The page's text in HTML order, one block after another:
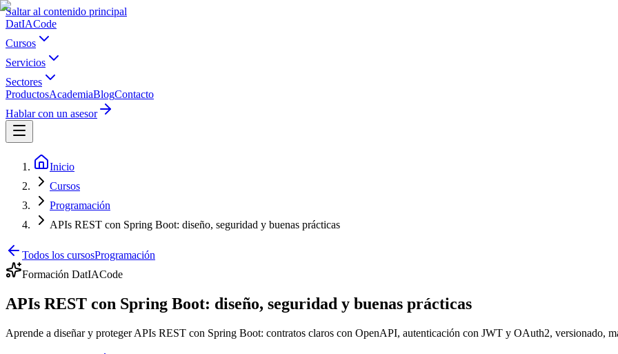
Saltar al contenido principal
DatIACode
Cursos
Servicios
Sectores
ProductosAcademiaBlogContacto
Hablar con un asesor
Inicio
Cursos
Programación
APIs REST con Spring Boot: diseño, seguridad y buenas prácticas
Todos los cursosProgramación
Formación DatIACode
APIs REST con Spring Boot: diseño, seguridad y buenas prácticas
Aprende a diseñar y proteger APIs REST con Spring Boot: contratos claros con OpenAPI, autenticación con JWT y OAuth2, versionado,